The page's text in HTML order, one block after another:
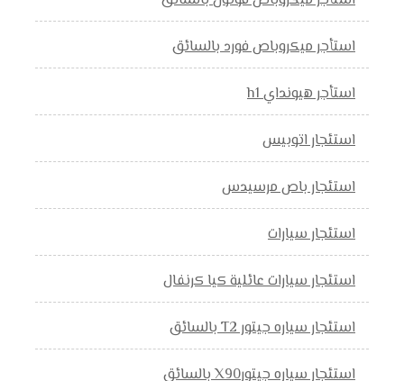
استأجر ميكروباص فورد بالسائق
استأجر هيونداي h1
استئجار اتوبيس
استئجار باص مرسيدس
استئجار سيارات
استئجار سيارات عائلية كيا كرنفال
استئجار سياره جيتور T2 بالسائق
استئجار سياره جيتورX90 بالسائق